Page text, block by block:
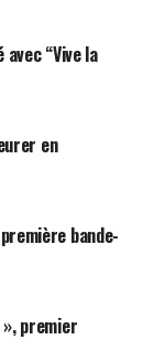
“Vive la
en
bande-
premier